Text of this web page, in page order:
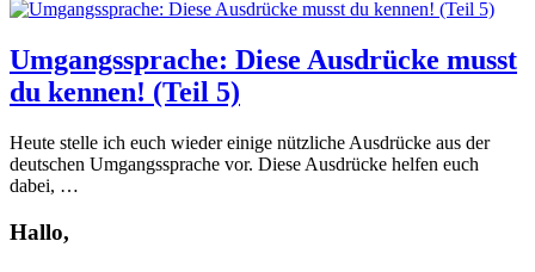
Umgangssprache: Diese Ausdrücke musst
du kennen! (Teil 5)
Heute stelle ich euch wieder einige nützliche Ausdrücke aus der
deutschen Umgangssprache vor. Diese Ausdrücke helfen euch
dabei, …
Hallo,